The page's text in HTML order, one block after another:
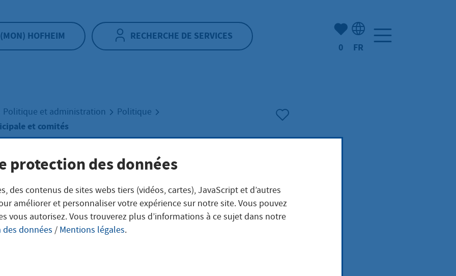
(MON) HOFHEIM RECHERCHE DE SERVICES
Nombre d'éléments mis en
0 FR
Politique et administration Politique
et comités
municipale et
protection des données
des contenus de sites webs tiers (vidéos, cartes), JavaScript et d’autres
améliorer et personnaliser votre expérience sur notre site. Vous pouvez
vous autorisez. Vous trouverez plus d’informations à ce sujet dans notre
données / Mentions légales.